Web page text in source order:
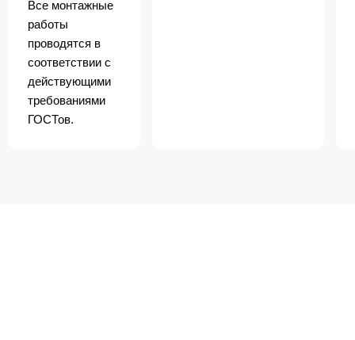
Все монтажные
работы
проводятся в
соответствии с
действующими
требованиями
ГОСТов.